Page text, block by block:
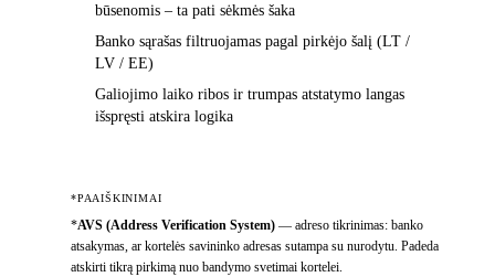
būsenomis – ta pati sėkmės šaka
Banko sąrašas filtruojamas pagal pirkėjo šalį (LT /
LV / EE)
Galiojimo laiko ribos ir trumpas atstatymo langas
išspręsti atskira logika
*PAAIŠKINIMAI
*AVS (Address Verification System)— adreso tikrinimas: banko
atsakymas, ar kortelės savininko adresas sutampa su nurodytu. Padeda
atskirti tikrą pirkimą nuo bandymo svetimai kortelei.